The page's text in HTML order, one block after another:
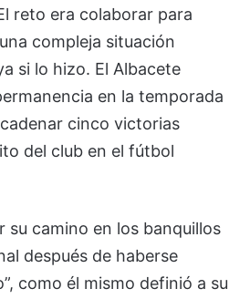
reto era colaborar para
compleja situación
si lo hizo. El Albacete
en la temporada
cinco victorias
del club en el fútbol
su camino en los banquillos
después de haberse
como él mismo definió a su